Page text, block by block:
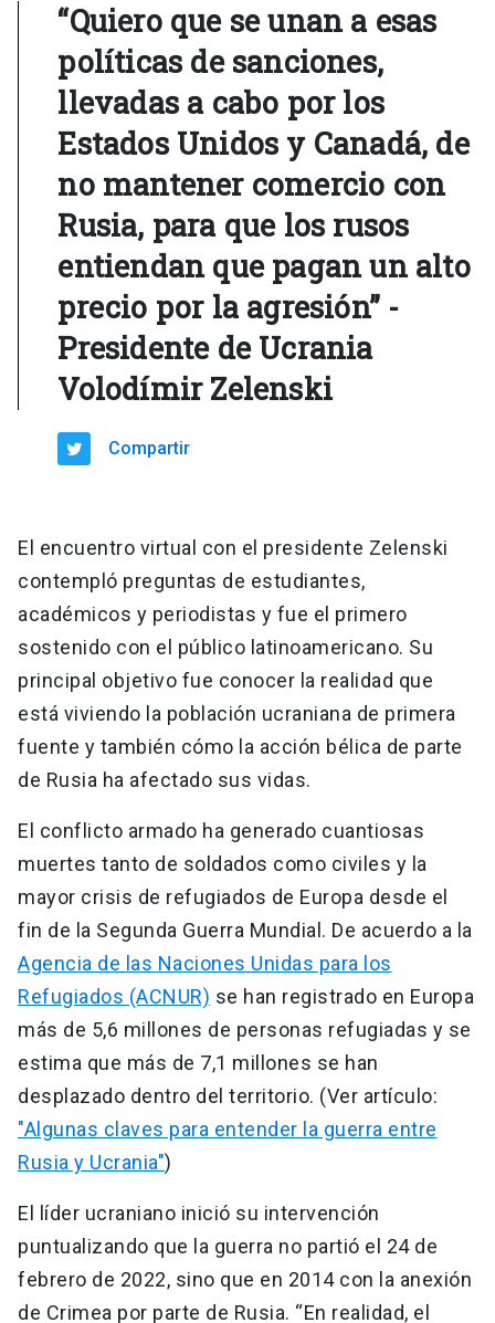
“Quiero que se unan a esas
políticas de sanciones,
llevadas a cabo por los
Estados Unidos y Canadá, de
no mantener comercio con
Rusia, para que los rusos
entiendan que pagan un alto
precio por la agresión” -
Presidente de Ucrania
Volodímir Zelenski
Compartir
El encuentro virtual con el presidente Zelenski
contempló preguntas de estudiantes,
académicos y periodistas y fue el primero
sostenido con el público latinoamericano. Su
principal objetivo fue conocer la realidad que
está viviendo la población ucraniana de primera
fuente y también cómo la acción bélica de parte
de Rusia ha afectado sus vidas.
El conflicto armado ha generado cuantiosas
muertes tanto de soldados como civiles y la
mayor crisis de refugiados de Europa desde el
fin de la Segunda Guerra Mundial. De acuerdo a la
Agencia de las Naciones Unidas para los
Refugiados (ACNUR) se han registrado en Europa
más de 5,6 millones de personas refugiadas y se
estima que más de 7,1 millones se han
desplazado dentro del territorio. (Ver artículo:
"Algunas claves para entender la guerra entre
Rusia y Ucrania")
El líder ucraniano inició su intervención
puntualizando que la guerra no partió el 24 de
febrero de 2022, sino que en 2014 con la anexión
de Crimea por parte de Rusia. “En realidad, el